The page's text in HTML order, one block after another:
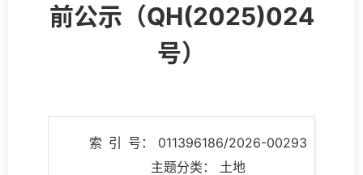
前公示（QH(2025)024
号）
索 引 号： 011396186/2026-00293
主题分类： 土地